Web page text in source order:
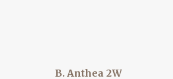
B. Anthea 2W